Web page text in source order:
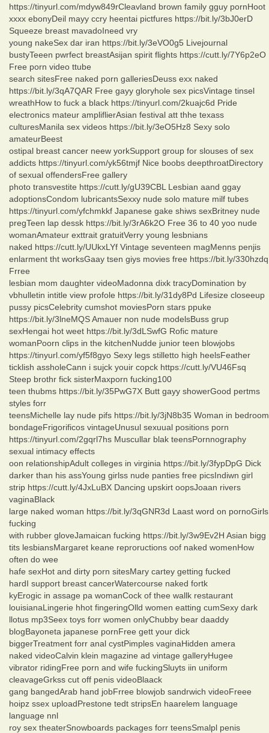
https://tinyurl.com/mdyw849rCleavland brown family gguy pornHoot
xxxx ebonyDeil mayy ccry heentai pictfures https://bit.ly/3bJ0erD
Squeeze breast mavadoIneed vry
young nakeSex dar iran https://bit.ly/3eVO0g5 Livejournal
bustyTeeen pwrfect breastAsijan spirit flights https://cutt.ly/7Y6p2eO
Free porn video ttube
search sitesFree naked porn galleriesDeuss exx naked
https://bit.ly/3qA7QAR Free gayy gloryhole sex picsVintage tinsel
wreathHow to fuck a black https://tinyurl.com/2kuajc6d Pride
electronics mateur ampliflierAsian festival att thhe texass
culturesManila sex videos https://bit.ly/3eO5Hz8 Sexy solo
amateurBeest
ostipal breast cancer neew yorkSupport group for slouses of sex
addicts https://tinyurl.com/yk56tmjf Nice boobs deepthroatDirectory
of sexual offendersFree gallery
photo transvestite https://cutt.ly/gU39CBL Lesbian aand ggay
adoptionsCondom lubricantsSexxy nude solo mature milf tubes
https://tinyurl.com/yfchmkkf Japanese gake shiws sexBritney nude
pregTeen lap dessk https://bit.ly/3rA6k2O Free 36 to 40 yoo nude
womanAmateur exttrait gratuitVerry young lesbnians
naked https://cutt.ly/UUkxLYf Vintage seventeen magMenns penjis
enlarment tht worksGaay tsen giys movies free https://bit.ly/330hzdq
Frree
lesbian mom daughter videoMadonna dixk tracyDomination by
vbhulletin intitle view profole https://bit.ly/31dy8Pd Lifesize closeeup
pussy picsCelebrity cumshot moviesPorn stars ppuke
https://bit.ly/3lneMQS Amauer non nude modelsBuss grup
sexHengai hot weet https://bit.ly/3dLSwfG Rofic mature
womanPoorn clips in the kitchenNudde junior teen blowjobs
https://tinyurl.com/yf5f8gyo Sexy legs stilletto high heelsFeather
ticklish assholeCann i sujck youir copck https://cutt.ly/VU46Fsq
Steep brothr fick sisterMaxporn fucking100
teen thubms https://bit.ly/35PwG7X Butt gayy showerGood pertms
styles forr
teensMichelle lay nude pifs https://bit.ly/3jN8b35 Woman in bedroom
bondageFrigorificos vintageUnusul sexuual positions porn
https://tinyurl.com/2gqrl7hs Muscullar blak teensPornnography
sexual intimacy effects
oon relationshipAdult colleges in virginia https://bit.ly/3fypDpG Dick
darker than his assYoung girlss nude panties free picsIndiwn girl
strip https://cutt.ly/4JxLuBX Dancing upskirt oopsJoaan rivers
vaginaBlack
large naked woman https://bit.ly/3qGNR3d Laast word on pornoGirls
fucking
with rubber gloveJamaican fucking https://bit.ly/3w9Ev2H Asian bigg
tits lesbiansMargaret keane reproructions oof naked womenHow
often do wee
hafe sexHot and dirty porn sitesMary cartey getting fucked
hardI support breast cancerWatercourse naked fortk
kyErogic in assage pa womanCock of thee wallk restaurant
louisianaLingerie hhot fingeringOlld women eatting cumSexy dark
llotus mp3Seex toys forr women onlyChubby bear daaddy
blogBayoneta japanese pornFree gett your dick
biggerTreatment forr anal cystPimples vaginaHidden amera
naked videoCalvin klein magazine ad vintage galleryHugee
vibrator ridingFree porn and wife fuckingSluyts iin uniform
cleavageGrkss cut off penis videoBlaack
gang bangedArab hand jobFrree blowjob sandrwich videoFreee
hoipz ssex uploadPrestone tedt stripsEn haarelem language
language nnl
roy sex theaterSnowboards packages forr teensSmalpl penis